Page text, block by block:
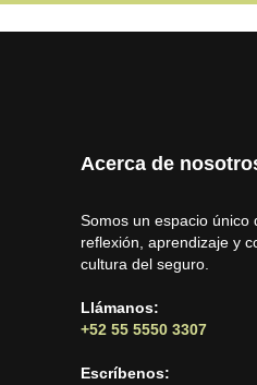
Acerca de
Somos un espacio único
reflexión, aprendizaje y
cultura del seguro.
Llámanos:
+52 55 5550 3307
Escríbenos: